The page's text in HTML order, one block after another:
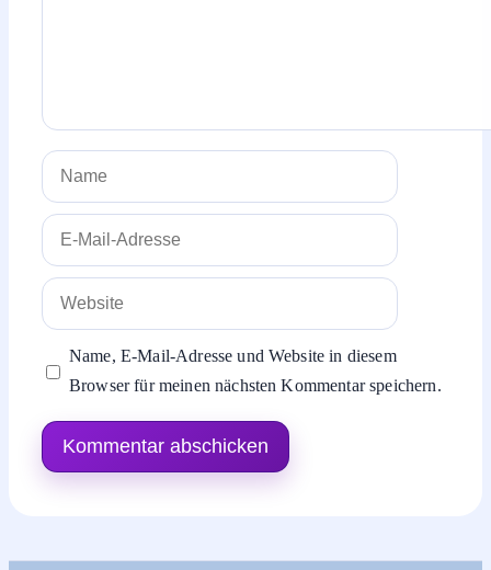
Name
E-
Mail-
Adresse
Website
Name, E-Mail-Adresse und Website in diesem
Browser für meinen nächsten Kommentar speichern.